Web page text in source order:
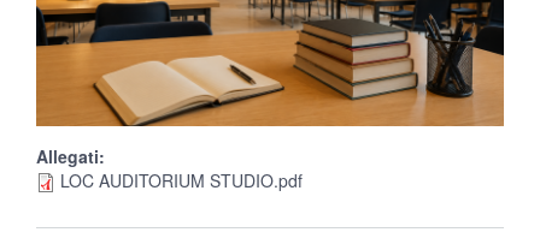
Allegati:
LOC AUDITORIUM STUDIO.pdf